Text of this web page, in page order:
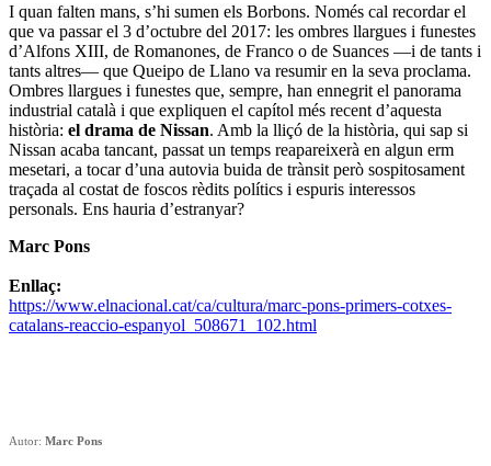
I quan falten mans, s’hi sumen els Borbons. Només cal recordar el
que va passar el 3 d’octubre del 2017: les ombres llargues i funestes
d’Alfons XIII, de Romanones, de Franco o de Suances —i de tants i
tants altres— que Queipo de Llano va resumir en la seva proclama.
Ombres llargues i funestes que, sempre, han ennegrit el panorama
industrial català i que expliquen el capítol més recent d’aquesta
història: el drama de Nissan. Amb la lliçó de la història, qui sap si
Nissan acaba tancant, passat un temps reapareixerà en algun erm
mesetari, a tocar d’una autovia buida de trànsit però sospitosament
traçada al costat de foscos rèdits polítics i espuris interessos
personals. Ens hauria d’estranyar?
Marc Pons
Enllaç:
https://www.elnacional.cat/ca/cultura/marc-pons-primers-cotxes-
catalans-reaccio-espanyol_508671_102.html
Autor: Marc Pons